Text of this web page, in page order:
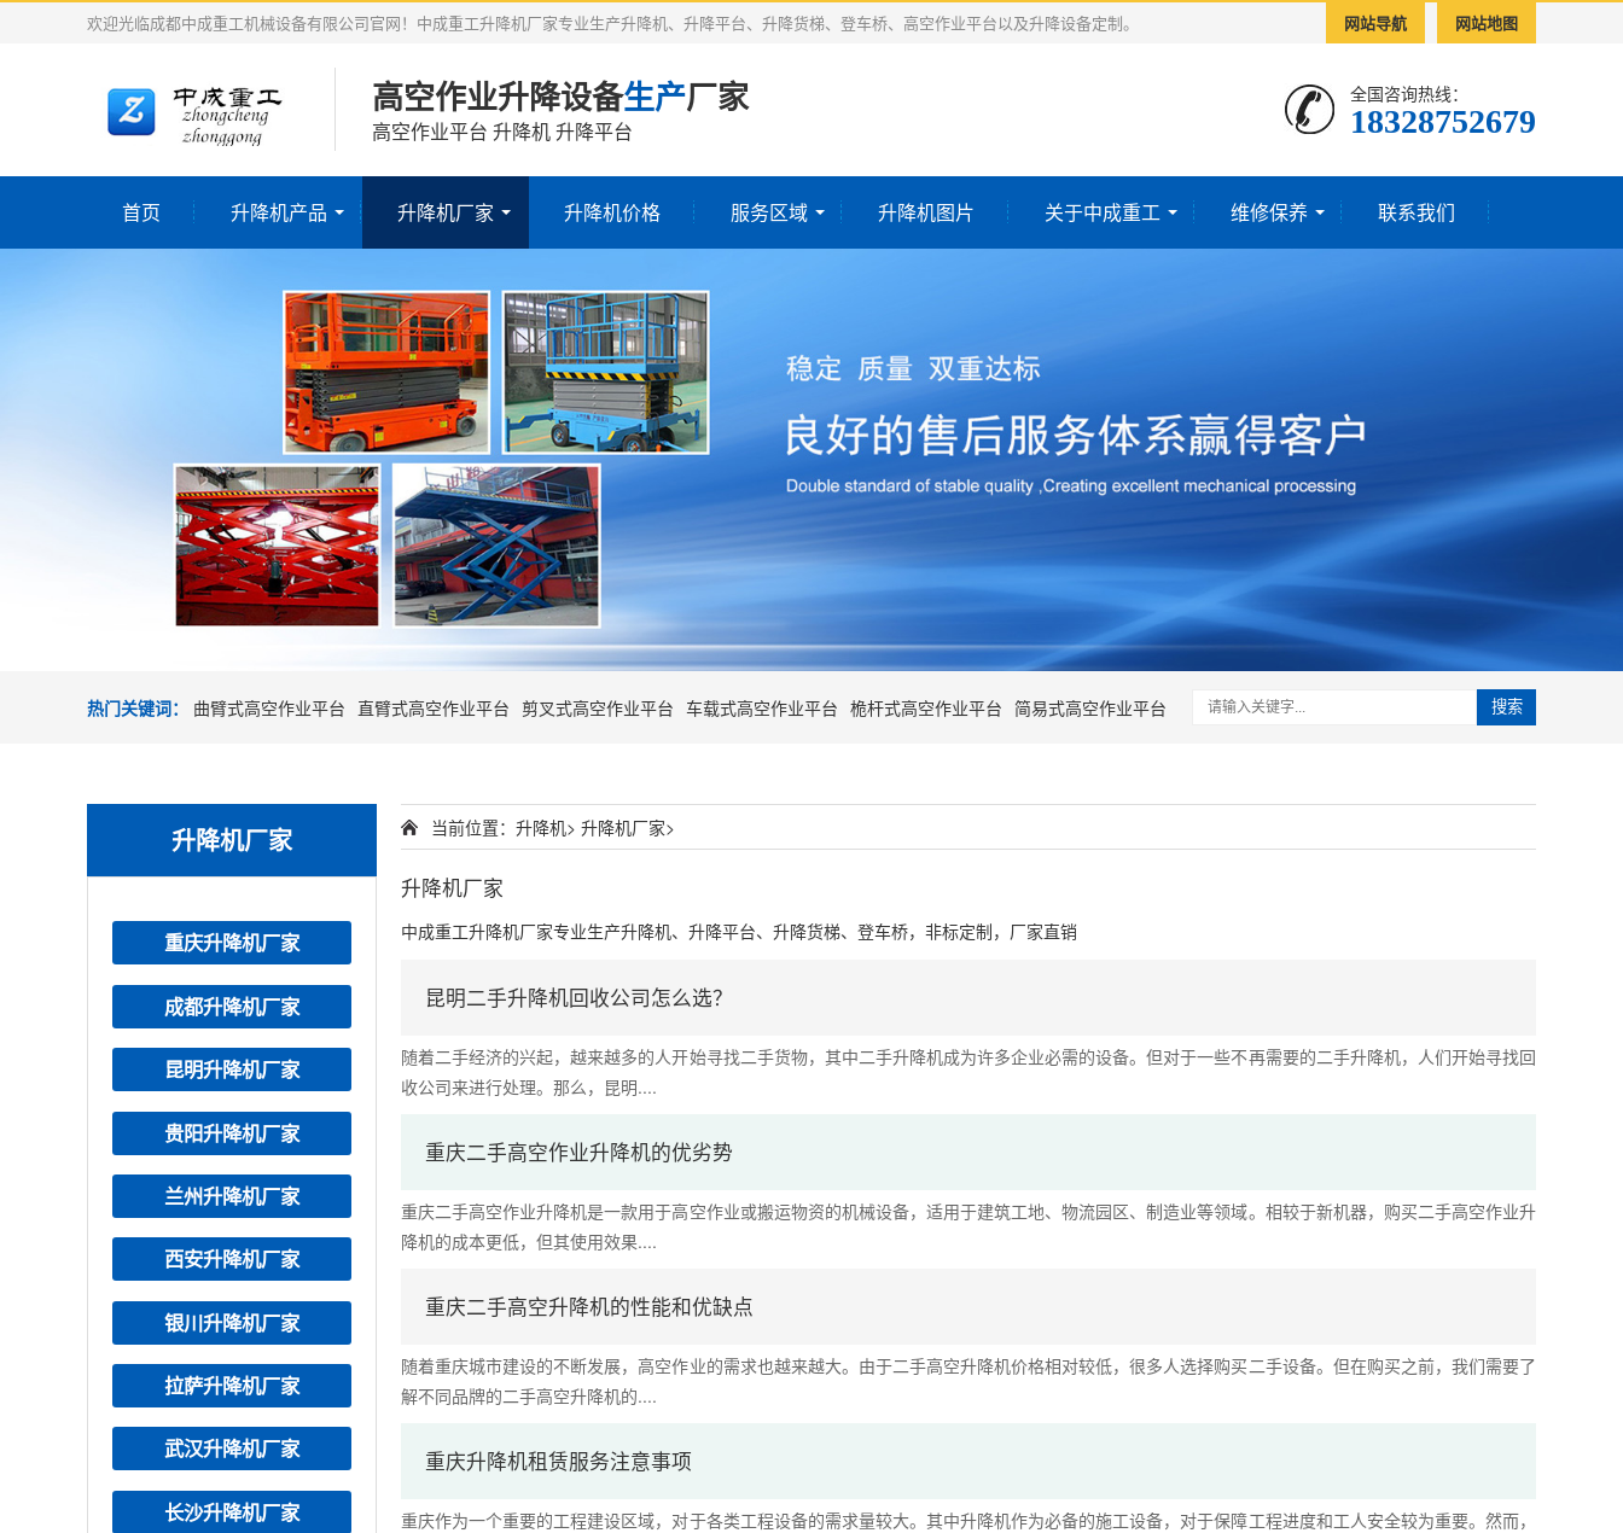
网站导航 网站地图
欢迎光临成都中成重工机械设备有限公司官网！中成重工升降机厂家专业生产升降机、升降平台、升降货梯、登车桥、高空作业平台以及升降设备定制。
高空作业升降设备生产厂家
高空作业平台 升降机 升降平台
全国咨询热线：
18328752679‬
首页 升降机产品 升降机厂家 升降机价格 服务区域 升降机图片 关于中成重工 维修保养 联系我们
热门关键词： 曲臂式高空作业平台 直臂式高空作业平台 剪叉式高空作业平台 车载式高空作业平台 桅杆式高空作业平台 简易式高空作业平台 搜索
升降机厂家
重庆升降机厂家
成都升降机厂家
昆明升降机厂家
贵阳升降机厂家
兰州升降机厂家
西安升降机厂家
银川升降机厂家
拉萨升降机厂家
武汉升降机厂家
长沙升降机厂家
当前位置： 升降机> 升降机厂家>
升降机厂家
中成重工升降机厂家专业生产升降机、升降平台、升降货梯、登车桥，非标定制，厂家直销
昆明二手升降机回收公司怎么选？
随着二手经济的兴起，越来越多的人开始寻找二手货物，其中二手升降机成为许多企业必需的设备。但对于一些不再需要的二手升降机，人们开始寻找回
收公司来进行处理。那么，昆明....
重庆二手高空作业升降机的优劣势
重庆二手高空作业升降机是一款用于高空作业或搬运物资的机械设备，适用于建筑工地、物流园区、制造业等领域。相较于新机器，购买二手高空作业升
降机的成本更低，但其使用效果....
重庆二手高空升降机的性能和优缺点
随着重庆城市建设的不断发展，高空作业的需求也越来越大。由于二手高空升降机价格相对较低，很多人选择购买二手设备。但在购买之前，我们需要了
解不同品牌的二手高空升降机的....
重庆升降机租赁服务注意事项
重庆作为一个重要的工程建设区域，对于各类工程设备的需求量较大。其中升降机作为必备的施工设备，对于保障工程进度和工人安全较为重要。然而，